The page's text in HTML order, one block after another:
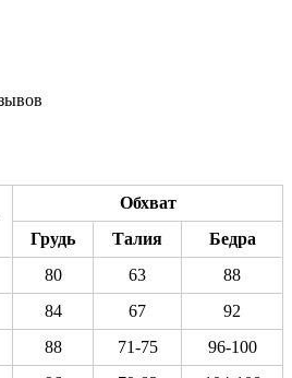
Обхват
Грудь
Талия
Бедра
80 63
88
84 67
92
88 71-75
96-100